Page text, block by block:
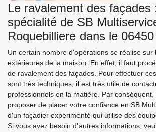
Le ravalement des façades
spécialité de SB
Roquebilliere dans le 06450
Un certain nombre d'opérations se réalise sur
extérieures de la maison. En effet, il faut
de ravalement des façades. Pour effectuer
sont très techniques, il est très utile de
professionnels en la matière. Par
proposer de placer votre confiance en SB
d'un façadier expérimenté qui utilise des
Si vous avez besoin d'autres informations,